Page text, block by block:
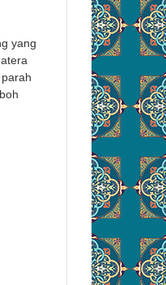
yang